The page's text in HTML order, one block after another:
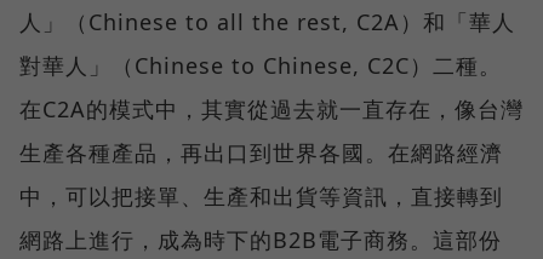
人」（Chinese to all the rest, C2A）和「華人
對華人」（Chinese to Chinese, C2C）二種。
在C2A的模式中，其實從過去就一直存在，像台灣
生產各種產品，再出口到世界各國。在網路經濟
中，可以把接單、生產和出貨等資訊，直接轉到
網路上進行，成為時下的B2B電子商務。這部份